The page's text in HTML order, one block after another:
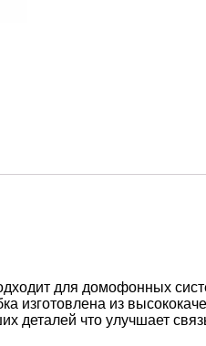
для домофонных
из
деталей что улучшает